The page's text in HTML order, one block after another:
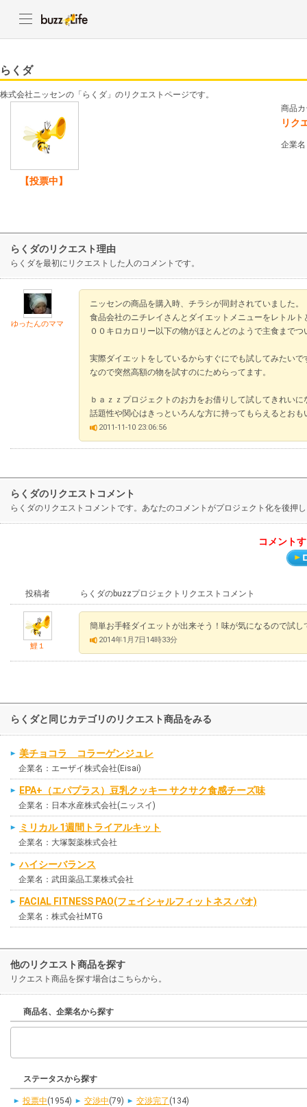
らくダ
株式会社ニッセンの「らくダ」のリクエストページです。
【投票中】
商品
リク
企業
らくダのリクエスト理由
らくダを最初にリクエストした人のコメントです。
ゆったんのママ
ニッセンの商品を購入時、チラシが同封されていました。
食品会社のニチレイさんとダイエットメニューをレトル
００キロカロリー以下の物がほとんどのようで主食まで
実際ダイエットをしているからすぐにでも試してみたい
なので突然高額の物を試すのにためらってます。
ｂａｚｚプロジェクトのお力をお借りして試してきれいに
話題性や関心はきっといろんな方に持ってもらえるとおも
2011-11-10 23:06:56
らくダのリクエストコメント
らくダのリクエストコメントです。あなたのコメントがプロジェクト化を後押
コメント
投稿者 らくダのbuzzプロジェクトリクエストコメント
鯉１
簡単お手軽ダイエットが出来そう！味が気になるので試し
2014年1月7日14時33分
らくダと同じカテゴリのリクエスト商品をみる
美チョコラ コラーゲンジュレ
企業名：エーザイ株式会社(Eisai)
EPA+（エパプラス）豆乳クッキー サクサク食感チーズ味
企業名：日本水産株式会社(ニッスイ)
ミリカル 1週間トライアルキット
企業名：大塚製薬株式会社
ハイシーバランス
企業名：武田薬品工業株式会社
FACIAL FITNESS PAO(フェイシャルフィットネス パオ)
企業名：株式会社MTG
他のリクエスト商品を探す
リクエスト商品を探す場合はこちらから。
商品名、企業名から探す
ステータスから探す
投票中(1954) 交渉中(79) 交渉完了 (134)